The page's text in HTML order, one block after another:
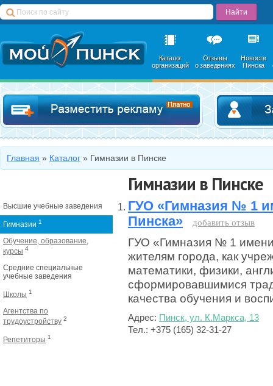
Каталог
организаций
Отзывы
о заведениях
Новости
Пинска
Добавить в
Главная » Каталог » Гимназии в Пинске
Гимназии в Пинске
Высшие учебные заведения
Гимназии 1
Обучение, образование,
курсы 4
Средние специальные
учебные заведения
Школы 1
Агентства по
трудоустройству 2
Репетиторы 1
ГУО «Гимназия № 1
Пинска»
добавить отзыв
ГУО «Гимназия № 1
жителям города, как
математики, физики,
сформировавшимися
качества обучения и
Адрес: Пинск, ул. К.Маркса, 13
Тел.: +375 (165) 32-31-27